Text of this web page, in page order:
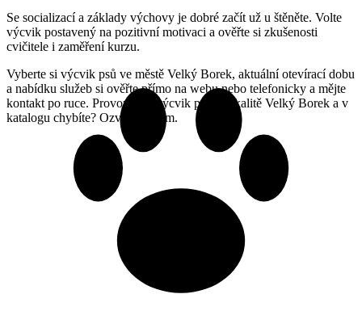
Se socializací a základy výchovy je dobré začít už u štěněte. Volte
výcvik postavený na pozitivní motivaci a ověřte si zkušenosti
cvičitele i zaměření kurzu.
Vyberte si výcvik psů ve městě Velký Borek, aktuální otevírací dobu
a nabídku služeb si ověřte přímo na webu nebo telefonicky a mějte
kontakt po ruce. Provozujete výcvik psů v lokalitě Velký Borek a v
katalogu chybíte? Ozvěte se nám.